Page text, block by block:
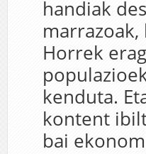
handiak
Horrek
kenduta.
kontent
bai